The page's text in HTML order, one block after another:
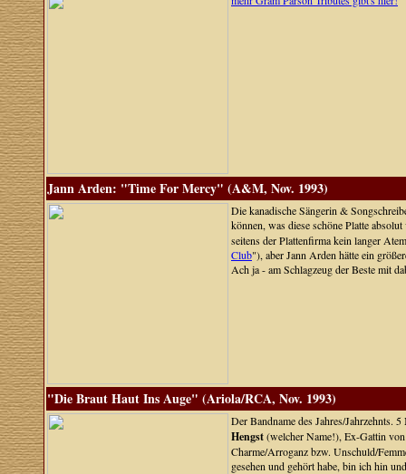
Jann Arden: "Time For Mercy" (A&M, Nov. 1993)
Die kanadische Sängerin &
können, was diese schöne Platte
seitens der Plattenfirma kein langer
Club"), aber Jann Arden hätte ein
Ach ja - am Schlagzeug der Beste mit
"Die Braut Haut Ins Auge" (Ariola/RCA, Nov. 1993)
Der Bandname des Jahres/Jahrzehnts.
Hengst(welcher Name!), Ex-Gattin
Charme/Arroganz bzw. Unschuld/
gesehen und gehört habe, bin ich hin